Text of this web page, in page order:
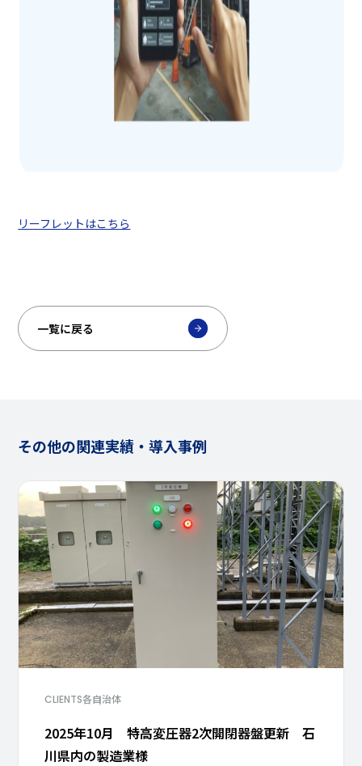
リーフレットはこちら
一覧に戻る
その他の関連実績・導入事例
CLIENTS各自治体
2025年10月 特高変圧器2次開閉器盤更新 石
川県内の製造業様